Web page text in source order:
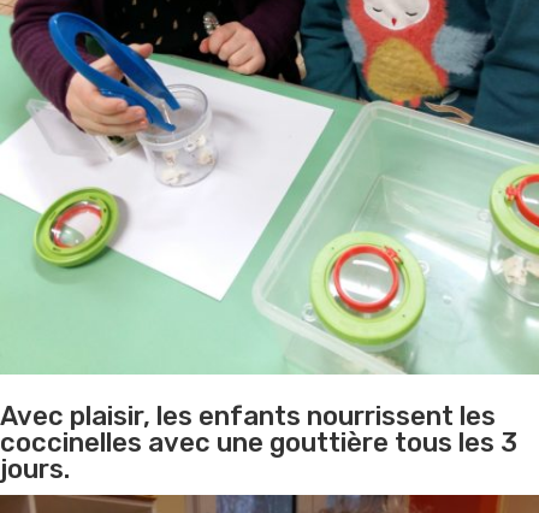
Avec plaisir, les enfants nourrissent les
coccinelles avec une gouttière tous les 3
jours.